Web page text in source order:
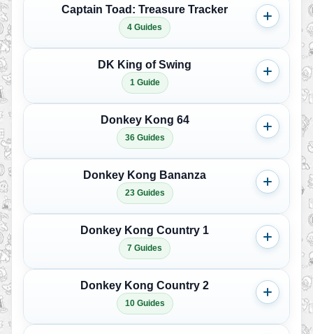
Captain Toad: Treasure Tracker
4 Guides
DK King of Swing
1 Guide
Donkey Kong 64
36 Guides
Donkey Kong Bananza
23 Guides
Donkey Kong Country 1
7 Guides
Donkey Kong Country 2
10 Guides